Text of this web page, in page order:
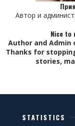
Автор и
Nice to
Author and Admin
Thanks for
stories,
STATISTICS